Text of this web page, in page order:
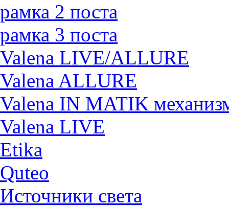
рамка 2 поста
рамка 3 поста
Valena LIVE/ALLURE
Valena ALLURE
Valena IN MATIK
Valena LIVE
Etika
Quteo
Источники света